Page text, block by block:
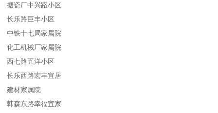
搪瓷厂中兴路小区
长乐路巨丰小区
中铁十七局家属院
化工机械厂家属院
西七路五洋小区
长乐西路宏丰宜居
建材家属院
韩森东路幸福宜家